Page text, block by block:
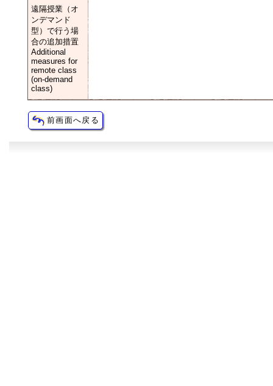
遠隔授業（オ
ンデマンド
型）で行う場
合の追加措置
Additional
measures for
remote class
(on-demand
class)